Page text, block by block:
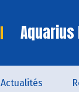
Aquarius
Actualités